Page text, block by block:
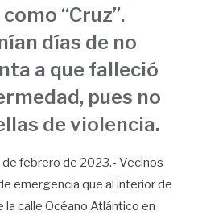
“Cruz”.
días de no
a que falleció
pues no
de violencia.
de febrero de 2023.- Vecinos
emergencia que al interior de
la calle Océano Atlántico en